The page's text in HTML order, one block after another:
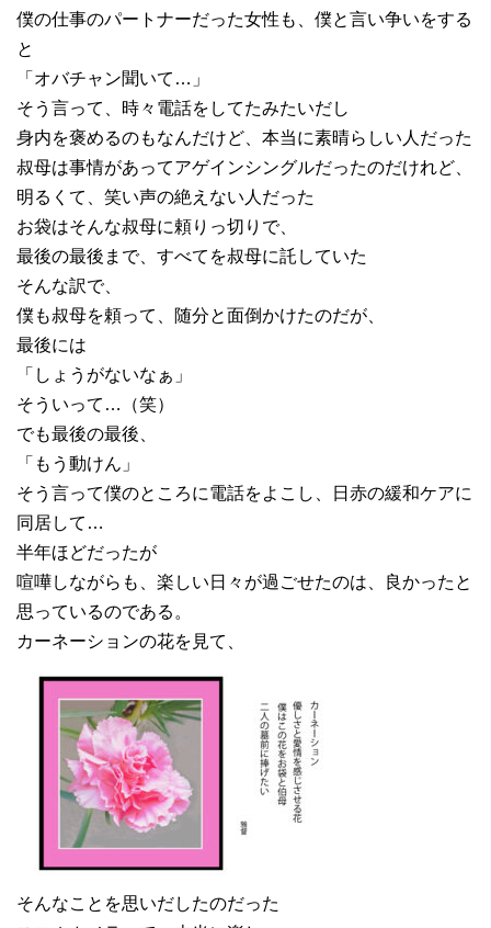
僕の仕事のパートナーだった女性も、僕と言い争いをする
と
「オバチャン聞いて…」
そう言って、時々電話をしてたみたいだし
身内を褒めるのもなんだけど、本当に素晴らしい人だった
叔母は事情があってアゲインシングルだったのだけれど、
明るくて、笑い声の絶えない人だった
お袋はそんな叔母に頼りっ切りで、
最後の最後まで、すべてを叔母に託していた
そんな訳で、
僕も叔母を頼って、随分と面倒かけたのだが、
最後には
「しょうがないなぁ」
そういって…（笑）
でも最後の最後、
「もう動けん」
そう言って僕のところに電話をよこし、日赤の緩和ケアに
同居して…
半年ほどだったが
喧嘩しながらも、楽しい日々が過ごせたのは、良かったと
思っているのである。
カーネーションの花を見て、
そんなことを思いだしたのだった